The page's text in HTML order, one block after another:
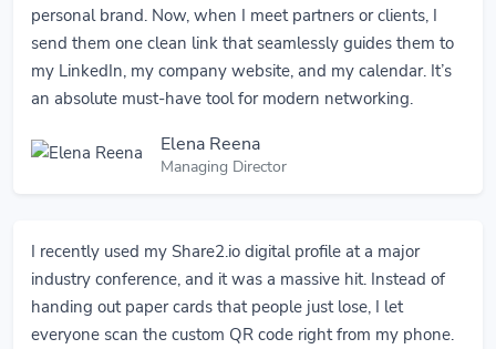
personal brand. Now, when I meet partners or clients, I
send them one clean link that seamlessly guides them to
my LinkedIn, my company website, and my calendar. It’s
an absolute must-have tool for modern networking.
Elena Reena
Managing Director
I recently used my Share2.io digital profile at a major
industry conference, and it was a massive hit. Instead of
handing out paper cards that people just lose, I let
everyone scan the custom QR code right from my phone.